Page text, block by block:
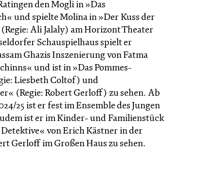
den Mogli in »Das
und spielte Molina in »Der Kuss der
Ali Jalaly) am Horizont Theater
Schauspielhaus spielt er
Ghazis Inszenierung von Fatma
und ist in »Das Pommes-
Liesbeth Coltof) und
(Regie: Robert Gerloff) zu sehen. Ab
25 ist er fest im Ensemble des Jungen
ist er im Kinder- und Familienstück
von Erich Kästner in der
Gerloff im Großen Haus zu sehen.